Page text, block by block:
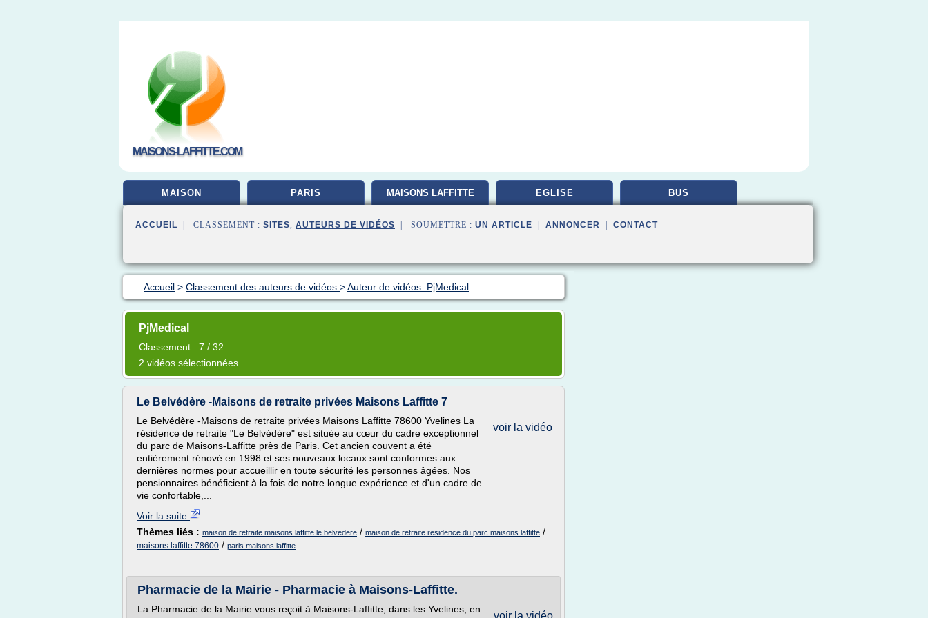
MAISONS-LAFFITTE.COM
MAISON PARIS MAISONS LAFFITTE EGLISE BUS
ACCUEIL | CLASSEMENT : SITES, AUTEURS DE VIDÉOS | SOUMETTRE : UN ARTICLE ANNONCER CONTACT
Accueil > Classement des auteurs de vidéos >Auteur de vidéos: PjMedical
PjMedical
Classement : 7 / 32
2 vidéos sélectionnées
Le Belvédère -Maisons de retraite privées Maisons Laffitte 7
voir la vidéo
Le Belvédère -Maisons de retraite privées Maisons Laffitte 78600 Yvelines La
résidence de retraite "Le Belvédère" est située au cœur du cadre exceptionnel
du parc de Maisons-Laffitte près de Paris. Cet ancien couvent a été
entièrement rénové en 1998 et ses nouveaux locaux sont conformes aux
dernières normes pour accueillir en toute sécurité les personnes âgées. Nos
pensionnaires bénéficient à la fois de notre longue expérience et d'un cadre de
vie confortable,...
Voir la suite
Thèmes liés : maison de retraite maisons laffitte le belvedere / maison de retraite residence du parc maisons laffitte /
maisons laffitte 78600 / paris maisons laffitte
Pharmacie de la Mairie - Pharmacie à Maisons-Laffitte.
voir la vidéo
La Pharmacie de la Mairie vous reçoit à Maisons-Laffitte, dans les Yvelines, en